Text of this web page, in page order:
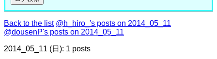
Back to the list @h_hiro_'s posts on 2014_05_11
@dousenP's posts on 2014_05_11
2014_05_11 (日): 1 posts